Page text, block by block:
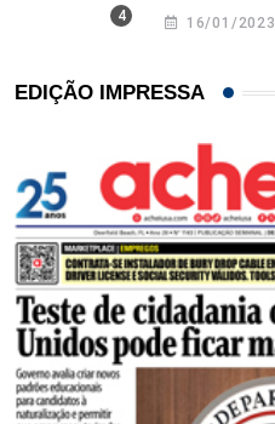
16/01/2023
EDIÇÃO IMPRESSA